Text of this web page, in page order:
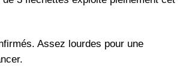
Assez lourdes pour une